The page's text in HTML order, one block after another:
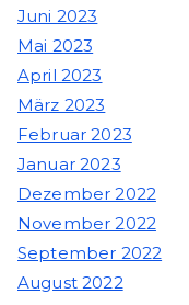
Juni 2023
Mai 2023
April 2023
März 2023
Februar 2023
Januar 2023
Dezember 2022
November 2022
September 2022
August 2022